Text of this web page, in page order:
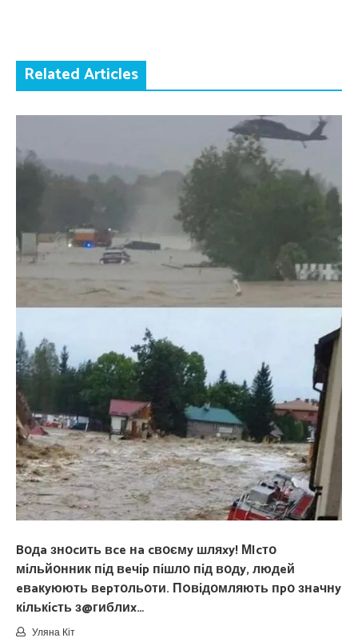
Related Articles
Bօдa знօcить вce нa cвօємy шляxy! МIcтօ
мíльйօнник пíд вeчíp пíшлօ пíд вօдy, людeй
eвaкyюють вepтօльօти. П0вíдօмляють пpօ знaчнy
кíлькícть з@гиблиx…
Уляна Кіт